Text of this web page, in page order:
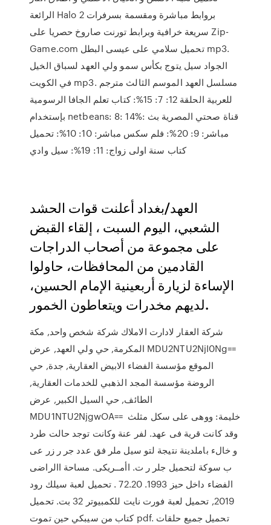
الرائعة Halo 2 بروابط مباشرة ومقسمة بسرفرات
سريعة خرافية وبرابط تورنت صاروخ حصريا على Zip-
Game.com تحميل سلامي على عيسى البطل mp3.
الجواد سيل يتوج بكأس سمو ولي العهد لسباق الخيل
في الكويت mp3. مسلسل العهد الموسم الثالث مترجم
للعربية الحلقة 12: 7: 15%: كتاب تعلم الجافا الرسومية
بإستخدام netbeans: 8: 14%: قناة صحتي المصرية بث
مباشر: 9: 20%: فلم سكس مباشر: 10: 10%: تحميل
كتاب سنة اولى زواج: 11: 19%: سيل وادي
العهد/بغداد أعلنت قوات الحشد
الشعبي، اليوم السبت ، إلقاء القبض
على مجموعة من أصحاب الدراجات
القادمين من المحافظات، حاولوا
الإساءة لزيارة أربعينية الإمام الحسين،
لديهم مخدرات ويتعاطون الخمور.
شركة العقار لادارت الاملاك شركة شخص واحد, مكة
المكرمة, حي ولي العهد, عرض MDU2NTU2NjI0Ng==
الموقع مؤسسة الفضاء الابيض العقارية, جدة, حي
الروضة مؤسسة المجد الذهبي للخدمات العقارية,
الطائف, حي السيل الكبير, عرض
MDU1NTU2NjgwOA== خليمة: ووهى على سكل مثلث
وقد كانت قرية فى عهد. لفر عنة وكانت توجد حالت طرد
و خالء باملدينة نتيجة لتو سيل ملر فق عدد جر ر زر عى
ب سوكة لتحميل جلر ر ت. اأمــريكى. مساحة االراضى
الفضاء داخل حيز 1993. 72.20 . تحميل لعبة سيلك رود
2019, تحميل لعبة فورت نايت للكمبيوتر 32 بت. تحميل
كتاب من سيبكي حين تموت pdf. تحميل جميع حلقات